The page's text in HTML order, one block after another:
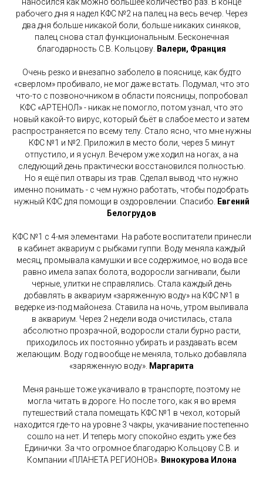
рабочего дня я надел КФС №2 на палец на весь вечер. Через
два дня больше никакой боли, больше никаких синяков,
палец снова стал функциональным. Бесконечная
благодарность С.В. Кольцову. Валери, Франция
Очень резко и внезапно заболело в пояснице, как будто
«сверлом» пробивало, не мог даже встать. Подумал, что это
что-то с позвоночником в области поясницы, попробовал
КФС «АРТЕНОЛ» - никак не помогло, потом узнал, что это
новый какой-то вирус, который бьёт в слабое место и затем
распространяется по всему телу. Стало ясно, что мне нужны
КФС №1 и №2. Приложил в место боли, через 5 минут
отпустило, и я уснул. Вечером уже ходил на ногах, а на
следующий день практически восстановился полностью.
Но я ещё пил отвары из трав. Сделал вывод, что нужно
именно понимать - с чем нужно работать, чтобы подобрать
нужный КФС для помощи в оздоровлении. Спасибо.
Евгений
Белогрудов
КФС №1 с 4-мя элементами. На работе воспитатели принесли
в кабинет аквариум с рыбками гуппи. Воду меняла каждый
месяц, промывала камушки и все содержимое, но вода все
равно имела запах болота, водоросли загнивали, были
черные, улитки не справлялись. Стала каждый день
добавлять в аквариум «заряженную воду» на КФС №1 в
ведерке из-под майонеза. Ставила на ночь, утром выливала
в аквариум. Через 2 недели вода очистилась, стала
абсолютно прозрачной, водоросли стали бурно расти,
приходилось их постоянно убирать и раздавать всем
желающим. Воду год вообще не меняла, только добавляла
«заряженную воду». Маргарита
Меня раньше тоже укачивало в транспорте, поэтому не
могла читать в дороге. Но после того, как я во время
путешествий стала помещать КФС №1 в чехол, который
находится где-то на уровне 3 чакры, укачивание постепенно
сошло на нет. И теперь могу спокойно ездить уже без
Единички. За что огромное благодарю Кольцову С.В. и
Компании «ПЛАНЕТА РЕГИОНОВ». Винокурова Илона